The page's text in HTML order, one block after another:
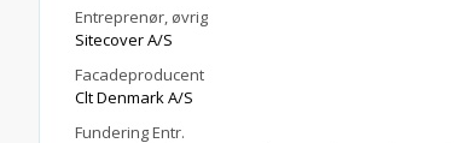
Entreprenør, øvrig
Sitecover A/S
Facadeproducent
Clt Denmark A/S
Fundering Entr.